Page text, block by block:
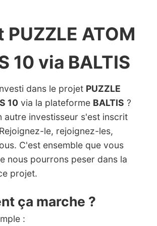
PUZZLE ATOM
10 via BALTIS
dans le projet PUZZLE
10 via la plateforme BALTIS ?
autre investisseur s'est inscrit
le, rejoignez-les,
C'est ensemble que vous
nous pourrons peser dans la
projet.
ça marche ?
: